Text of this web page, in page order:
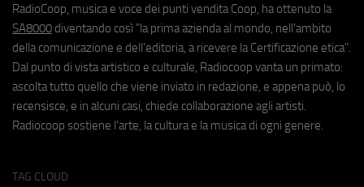
RadioCoop, musica e voce dei punti vendita Coop, ha ottenuto la
SA8000 diventando così "la prima azienda al mondo, nell'ambito
della comunicazione e dell'editoria, a ricevere la Certificazione etica".
Dal punto di vista artistico e culturale, Radiocoop vanta un primato:
ascolta tutto quello che viene inviato in redazione, e appena può, lo
recensisce, e in alcuni casi, chiede collaborazione agli artisti.
Radiocoop sostiene l'arte, la cultura e la musica di ogni genere.
TAG CLOUD